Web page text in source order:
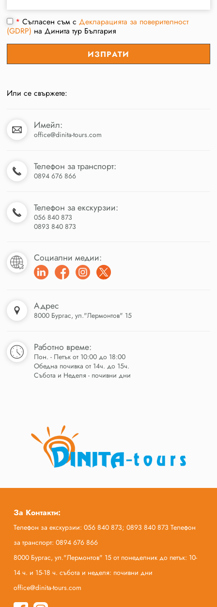
*Съгласен съм сДекларацията за поверителност
(GDRP) на Динита тур България
Или се свържете:
Имейл:
office@dinita-tours.com
Телефон за транспорт:
0894 676 866
Телефон за екскурзии:
056 840 873
0893 840 873
Социални медии:
Адрес
8000 Бургас, ул."Лермонтов" 15
Работно време:
Пон. - Петък от 10:00 до 18:00
Обедна почивка от 14ч. до 15ч.
Събота и Неделя - почивни дни
За Контакти:
Телефон за екскурзии: 056 840 873; 0893 840 873 Телефон
за транспорт: 0894 676 866
8000 Бургас, ул."Лермонтов" 15 от понеделник до петък: 10-
14 ч. и 15-18 ч. събота и неделя: почивни дни
office@dinita-tours.com